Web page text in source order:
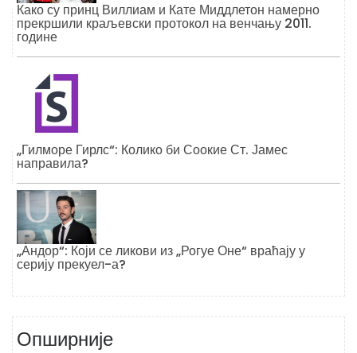
Како су принц Виллиам и Кате Миддлетон намерно
прекршили краљевски протокол на венчању 2011.
године
„Гилморе Гирлс“: Колико би Соокие Ст. Јамес
направила?
„Андор“: Који се ликови из „Рогуе Оне“ враћају у
серију прекуел-а?
Опширније